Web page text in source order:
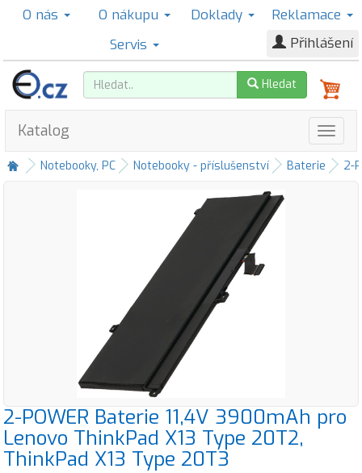
O nás O nákupu Doklady
Reklamace
Servis
Přihlášení
Hledat
Katalog
Notebooky, PC Notebooky - příslušenství Baterie 2-
2-POWER Baterie 11,4V 3900mAh pro
Lenovo ThinkPad X13 Type 20T2,
ThinkPad X13 Type 20T3